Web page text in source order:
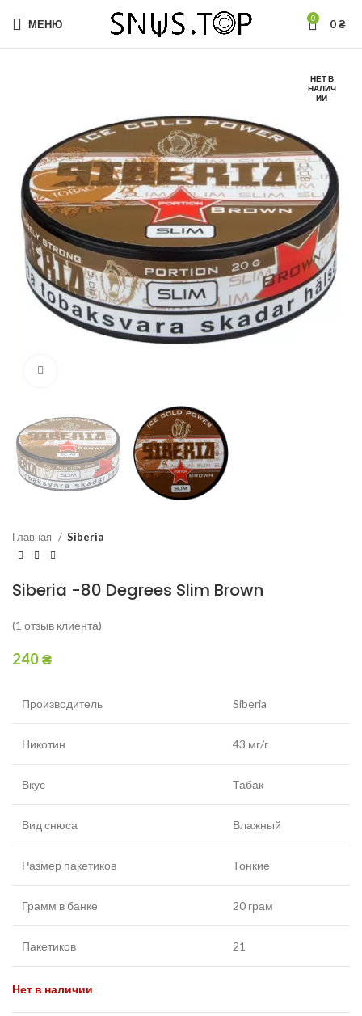
МЕНЮ 0 0₴
НЕТ В
НАЛИЧ
ИИ
Главная Siberia
Siberia -80 Degrees Slim Brown
(1 отзыв клиента)
240₴
Производитель Siberia
Никотин 43 мг/г
Вкус Табак
Вид снюса Влажный
Размер пакетиков Тонкие
Грамм в банке 20 грам
Пакетиков 21
Нет в наличии